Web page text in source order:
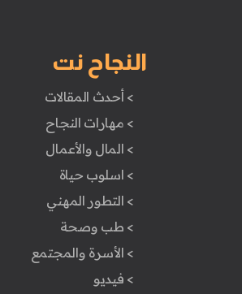
النجاح نت
> أحدث المقالات
> مهارات النجاح
> المال والأعمال
> اسلوب حياة
> التطور المهني
> طب وصحة
> الأسرة والمجتمع
> فيديو